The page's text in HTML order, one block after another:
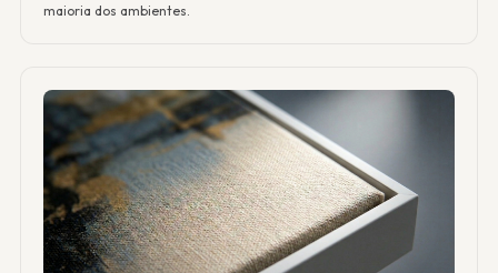
maioria dos ambientes.